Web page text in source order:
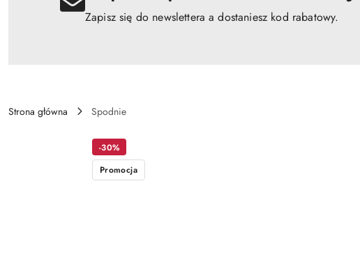
Zapisz się do newslettera a dostaniesz kod rabatowy.
Strona główna Spodnie
-30%
Promocja